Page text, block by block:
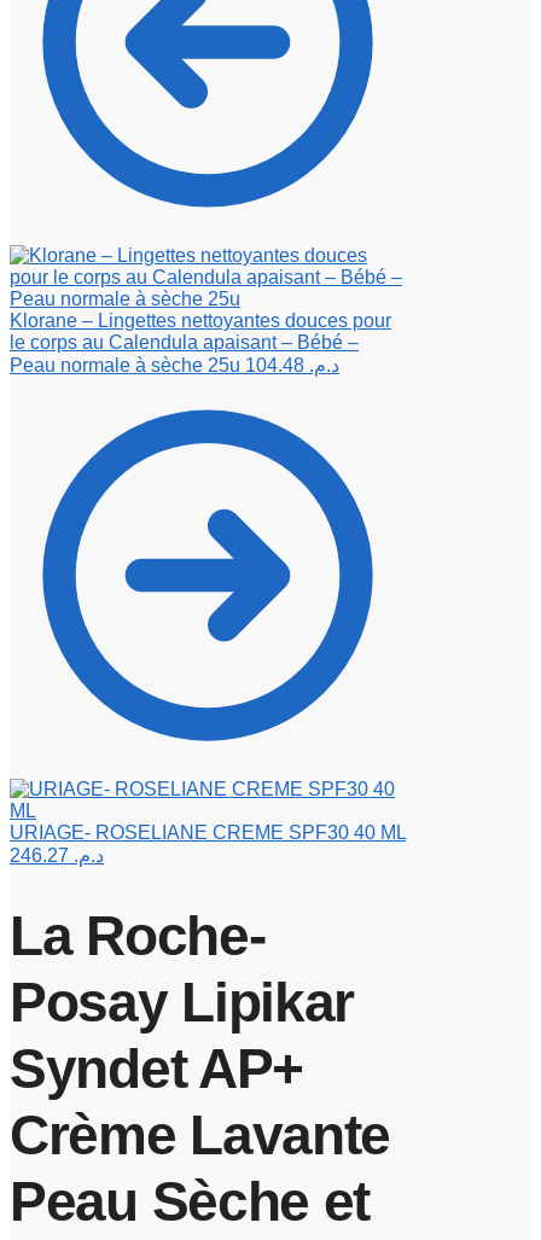
Klorane – Lingettes nettoyantes douces pour
le corps au Calendula apaisant – Bébé –
Peau normale à sèche 25u
د.م.
URIAGE- ROSELIANE CREME SPF30 40 ML
د.م.
La Roche-
Posay Lipikar
Syndet AP+
Crème Lavante
Peau Sèche et